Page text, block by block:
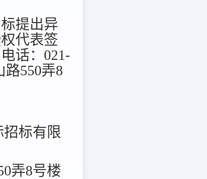
提出异
代表签
话：021-
路550弄8
标有限
弄8号楼